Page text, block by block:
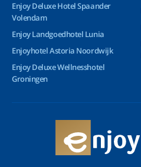
Enjoy Deluxe Hotel Spaander
Volendam
Enjoy Landgoedhotel Lunia
Enjoyhotel Astoria Noordwijk
Enjoy Deluxe Wellnesshotel
Groningen